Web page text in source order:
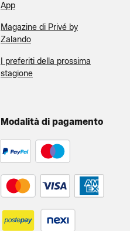
App
Magazine di Privé by
Zalando
I preferiti della prossima
stagione
Modalità di pagamento